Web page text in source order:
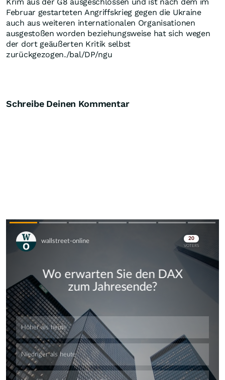
Februar gestarteten Angriffskrieg gegen die Ukraine
auch aus weiteren internationalen Organisationen
ausgestoßen worden beziehungsweise hat sich wegen
der dort geäußerten Kritik selbst
zurückgezogen./bal/DP/ngu
Schreibe Deinen Kommentar
Skip
Skip